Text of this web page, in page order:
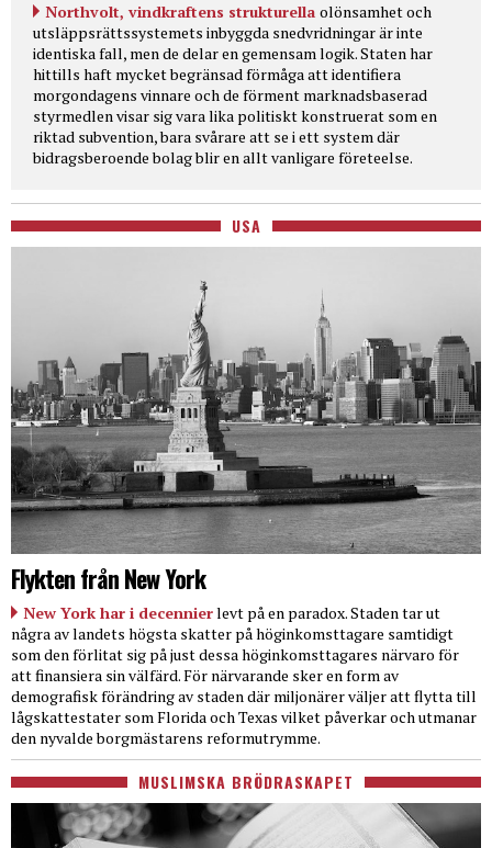
Northvolt, vindkraftens strukturella olönsamhet och
utsläppsrättssystemets inbyggda snedvridningar är inte
identiska fall, men de delar en gemensam logik. Staten har
hittills haft mycket begränsad förmåga att identifiera
morgondagens vinnare och de förment marknadsbaserad
styrmedlen visar sig vara lika politiskt konstruerat som en
riktad subvention, bara svårare att se i ett system där
bidragsberoende bolag blir en allt vanligare företeelse.
USA
Flykten från New York
New York har i decennierlevt på en paradox. Staden tar ut
några av landets högsta skatter på höginkomsttagare samtidigt
som den förlitat sig på just dessa höginkomsttagares närvaro för
att finansiera sin välfärd. För närvarande sker en form av
demografisk förändring av staden där miljonärer väljer att flytta till
lågskattestater som Florida och Texas vilket påverkar och utmanar
den nyvalde borgmästarens reformutrymme.
MUSLIMSKA BRÖDRASKAPET